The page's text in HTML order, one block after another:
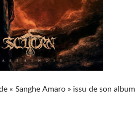
« Sanghe Amaro » issu de son album